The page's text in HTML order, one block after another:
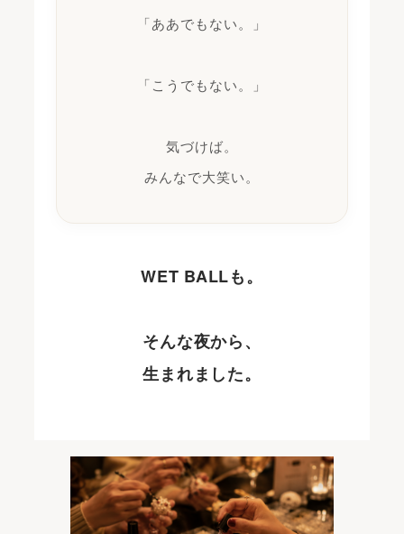
「ああでもない。」
「こうでもない。」
気づけば。
みんなで大笑い。
WET BALLも。
そんな夜から、
生まれました。